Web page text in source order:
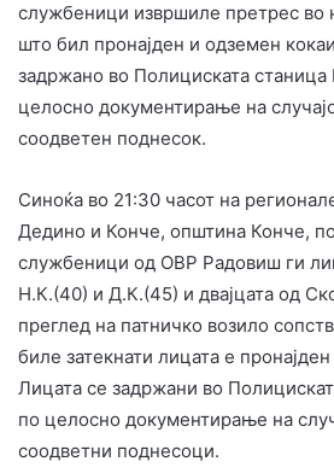
службеници извршиле претрес во
што бил пронајден и одземен
задржано во Полициската
целосно документирање на
соодветен поднесок.
Синоќа во 21:30 часот на
Дедино и Конче, општина Конче,
службеници од ОВР Радовиш ги
Н.К.(40) и Д.К.(45) и двајцата од
преглед на патничко возило
биле затекнати лицата е
Лицата се задржани во
по целосно документирање на
соодветни поднесоци.